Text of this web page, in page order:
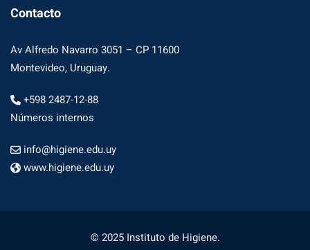
Contacto
Av Alfredo Navarro 3051 – CP 11600
Montevideo, Uruguay.
+598 2487-12-88
Números internos
info@higiene.edu.uy
www.higiene.edu.uy
© 2025 Instituto de Higiene.